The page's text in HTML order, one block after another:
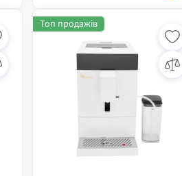
Топ продажів